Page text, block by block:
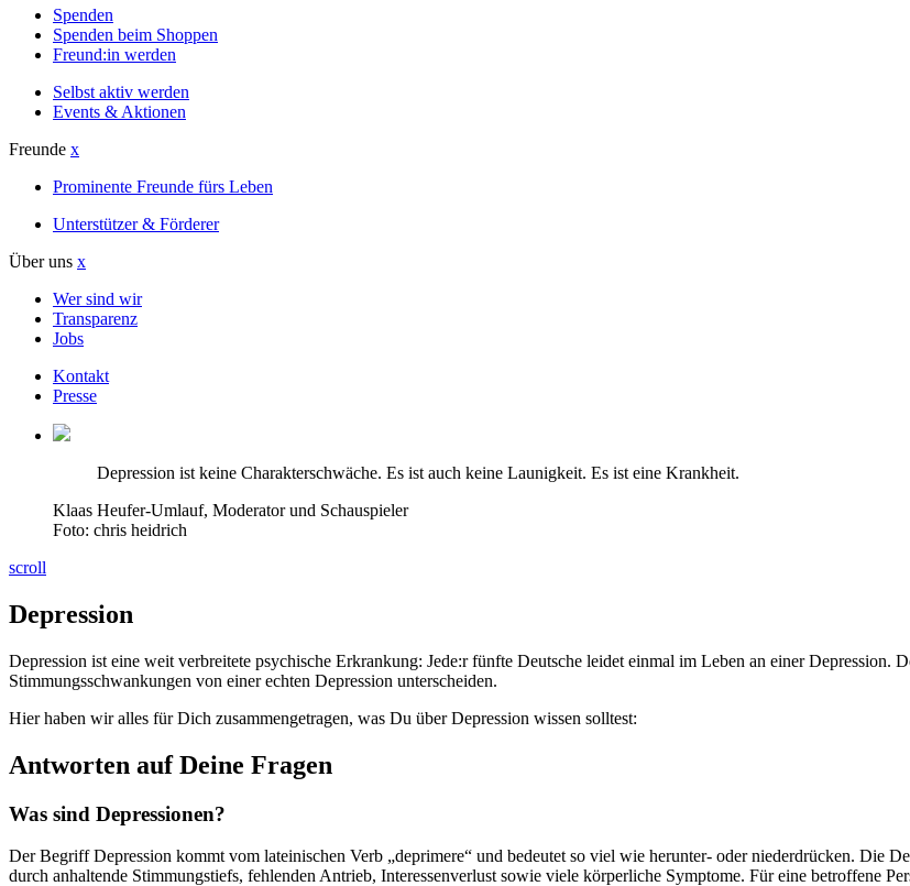
Spenden
Spenden beim Shoppen
Freund:in werden
Selbst aktiv werden
Events & Aktionen
Freunde x
Prominente Freunde fürs Leben
Unterstützer & Förderer
Über uns x
Wer sind wir
Transparenz
Jobs
Kontakt
Presse
Depression ist keine Charakterschwäche. Es ist auch keine Launigkeit. Es ist eine Krankheit.
Klaas Heufer-Umlauf, Moderator und Schauspieler
Foto: chris heidrich
scroll
Depression
Depression ist eine weit verbreitete psychische Erkrankung: Jede:r fünfte Deutsche leidet einmal im Leben an einer Depression.
Stimmungsschwankungen von einer echten Depression unterscheiden.
Hier haben wir alles für Dich zusammengetragen, was Du über Depression wissen solltest:
Antworten auf Deine Fragen
Was sind Depressionen?
Der Begriff Depression kommt vom lateinischen Verb „deprimere“ und bedeutet so viel wie herunter- oder niederdrücken. Die
durch anhaltende Stimmungstiefs, fehlenden Antrieb, Interessenverlust sowie viele körperliche Symptome. Für eine betroffene